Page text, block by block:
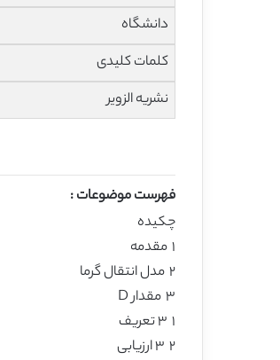
دانشگاه
کلمات کلیدی
نشریه الزویر
فهرست موضوعات :
چکیده
۱ مقدمه
۲ مدل انتقال گرما
۳ مقدار D
۱ ۳ تعریف
۲ ۳ ارزیابی